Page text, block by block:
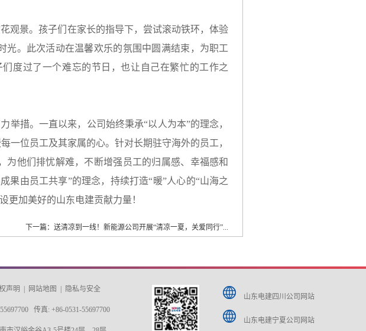
观景。孩子们在家长的指导下，尝试滚动铁环，体验
。此次活动在温馨欢乐的氛围中圆满结束，为职工
度过了一个难忘的节日，也让自己在繁忙的工作之
举措。一直以来，公司始终秉承“以人为本”的理念，
一位员工及其家属的心。针对长期驻守海外的员工，
他们排忧解难，不断增强员工的归属感、幸福感和
果由员工共享”的理念，持续打造“暖”人心的“山海之
更加美好的山东电建贡献力量！
下一篇：送清凉到一线！新能源公司开展“清凉一夏，关爱同行”...
声明 | 网站地图 | 隐私与安全
传真: +86-0531-55697700
山东电建四川公司网站
山东电建宁夏公司网站